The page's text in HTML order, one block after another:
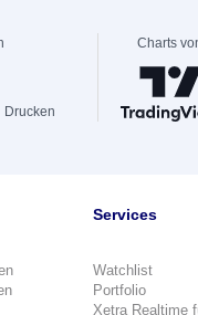
Drucken
Charts
Services
Watchlist
Portfolio
Xetra Realtime